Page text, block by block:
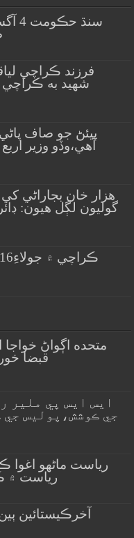
سنڌ
شهيد به ڪراچي
پيئڻ جو صاف پاڻي
آهي،وڏو وزير
گوليون لڳل هيون:
متحده اڳواڻ
قبضا
ايس ايس پي ملير
رياست ماڻهو اغوا
رياست ۾
آخرڪيستائين